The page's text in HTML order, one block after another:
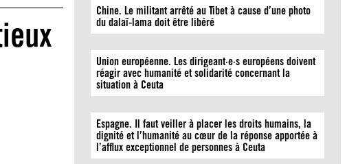
Chine. Le militant arrêté au Tibet à cause d’une photo
du dalaï-lama doit être libéré
Union européenne. Les dirigeant·e·s européens doivent
réagir avec humanité et solidarité concernant la
situation à Ceuta
Espagne. Il faut veiller à placer les droits humains, la
dignité et l’humanité au cœur de la réponse apportée à
l’afflux exceptionnel de personnes à Ceuta